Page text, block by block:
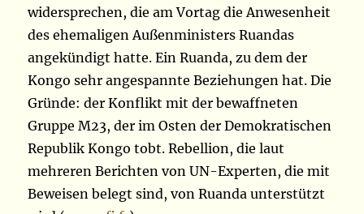
widersprechen, die am Vortag die Anwesenheit
des ehemaligen Außenministers Ruandas
angekündigt hatte. Ein Ruanda, zu dem der
Kongo sehr angespannte Beziehungen hat. Die
Gründe: der Konflikt mit der bewaffneten
Gruppe M23, der im Osten der Demokratischen
Republik Kongo tobt. Rebellion, die laut
mehreren Berichten von UN-Experten, die mit
Beweisen belegt sind, von Ruanda unterstützt